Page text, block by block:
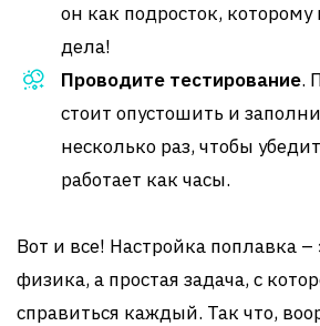
он как подросток, которому
дела!
Проводите тестирование.
стоит опустошить и
несколько раз, чтобы
работает как часы.
Вот и все! Настройка поплавка –
физика, а простая задача, с
справиться каждый. Так что,